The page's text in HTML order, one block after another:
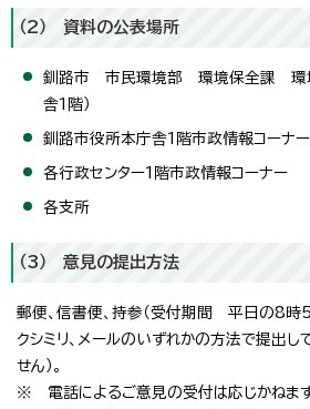
（2） 資料の公表場所
釧路市 市民環境部 環境保全課 環境
舎1階）
釧路市役所本庁舎1階市政情報コーナー
各行政センター1階市政情報コーナー
各支所
（3） 意見の提出方法
郵便、信書便、持参（受付期間 平日の8時
クシミリ、メールのいずれかの方法で提出し
せん）。
※ 電話によるご意見の受付は応じかねます